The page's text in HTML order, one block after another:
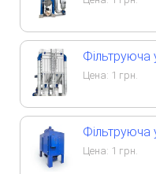
Фільтруюча
Цена: 1 грн.
Фільтруюча
Цена: 1 грн.